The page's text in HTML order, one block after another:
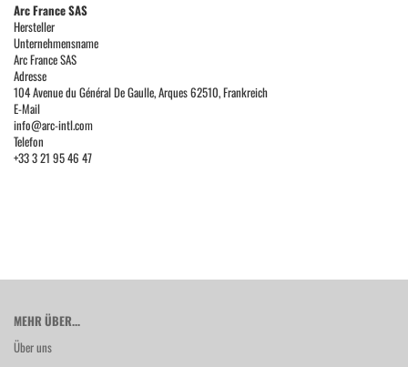
Arc France SAS
Hersteller
Unternehmensname
Arc France SAS
Adresse
104 Avenue du Général De Gaulle, Arques 62510, Frankreich
E-Mail
info@arc-intl.com
Telefon
+33 3 21 95 46 47
MEHR ÜBER...
Über uns